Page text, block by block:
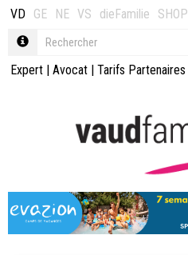
VD GE NE VS dieFamilie SHOP
Expert | Avocat | Tarifs Partenaires